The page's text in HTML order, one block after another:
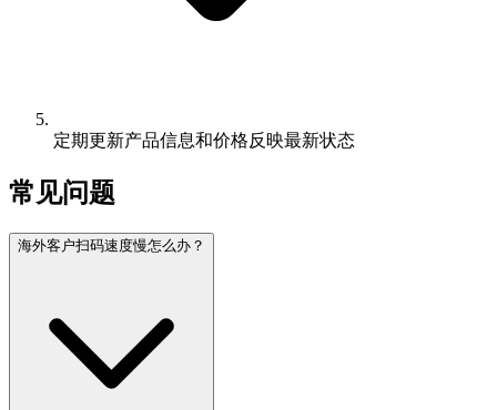
定期更新产品信息和价格反映最新状态
常见问题
海外客户扫码速度慢怎么办？